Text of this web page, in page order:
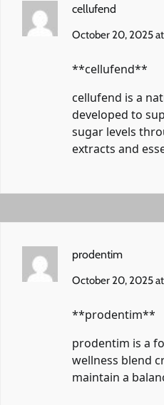
cellufend
October 20, 2025 at
**cellufend**
cellufend is a
developed to
sugar levels
extracts and
prodentim
October 20, 2025
** prodentim**
prodentim is a
wellness blend
maintain a